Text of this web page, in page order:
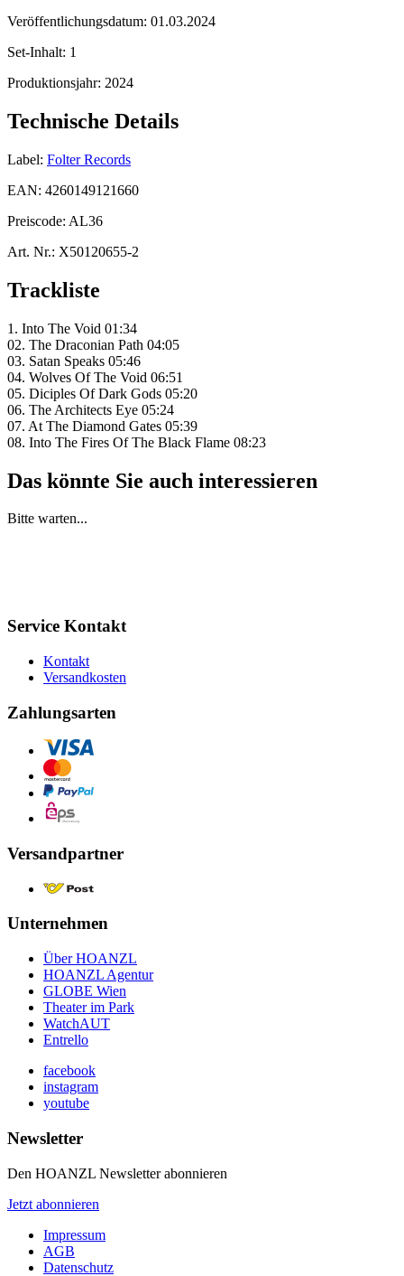
Veröffentlichungsdatum: 01.03.2024
Set-Inhalt: 1
Produktionsjahr: 2024
Technische Details
Label: Folter Records
EAN: 4260149121660
Preiscode: AL36
Art. Nr.: X50120655-2
Trackliste
1. Into The Void 01:34
02. The Draconian Path 04:05
03. Satan Speaks 05:46
04. Wolves Of The Void 06:51
05. Diciples Of Dark Gods 05:20
06. The Architects Eye 05:24
07. At The Diamond Gates 05:39
08. Into The Fires Of The Black Flame 08:23
Das könnte Sie auch interessieren
Bitte warten...
Service Kontakt
Kontakt
Versandkosten
Zahlungsarten
Versandpartner
Unternehmen
Über HOANZL
HOANZL Agentur
GLOBE Wien
Theater im Park
WatchAUT
Entrello
facebook
instagram
youtube
Newsletter
Den HOANZL Newsletter abonnieren
Jetzt abonnieren
Impressum
AGB
Datenschutz